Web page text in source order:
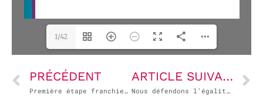
1/42
PRÉCÉDENT
Première étape franchie à l’Assemblée nationale pour la proposition de loi sur la présomption d’utilisation des contenus culturels par l’IA
ARTICLE SUIVANT
Nous défendons l’égalité des citoyens devant la Loi, c’est le principe républicain par essence !